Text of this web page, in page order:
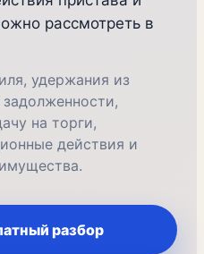
рассмотреть в
удержания из
на торги,
действия и
разбор